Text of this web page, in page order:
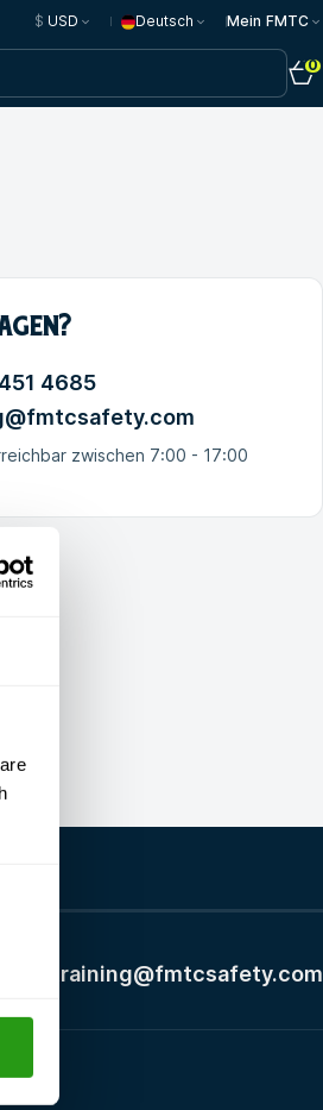
$ USD Deutsch Mein FMTC
0
4685
zwischen 7:00 - 17:00
training@fmtcsafety.com